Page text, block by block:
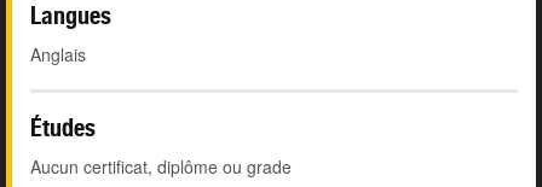
Langues
Anglais
Études
Aucun certificat, diplôme ou grade